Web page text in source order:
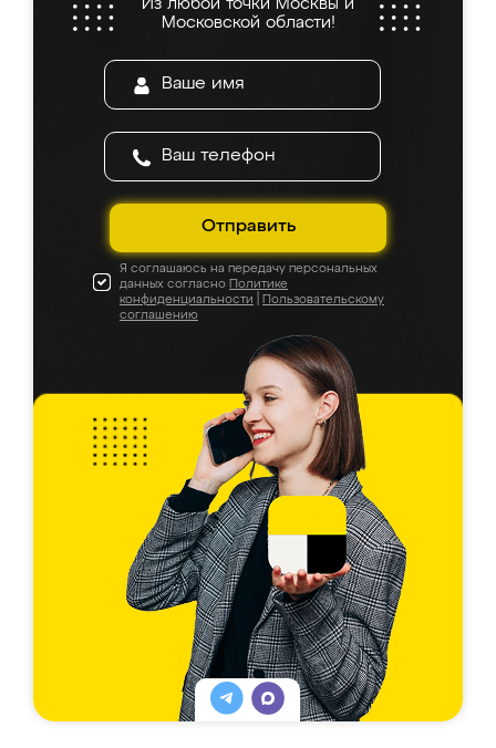
Из любой точки Москвы и
Московской области!
Отправить
Я соглашаюсь на передачу персональных
данных согласно Политике
конфиденциальности
Пользовательскому
соглашению